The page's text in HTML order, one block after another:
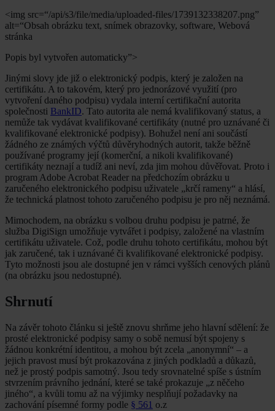
<img src=“/api/s3/file/media/uploaded-files/1739132338207.png”
alt=“Obsah obrázku text, snímek obrazovky, software, Webová
stránka
Popis byl vytvořen automaticky”>
Jinými slovy jde již o elektronický podpis, který je založen na
certifikátu. A to takovém, který pro jednorázové využití (pro
vytvoření daného podpisu) vydala interní certifikační autorita
společnosti BankID. Tato autorita ale nemá kvalifikovaný status, a
nemůže tak vydávat kvalifikované certifikáty (nutné pro uznávané či
kvalifikované elektronické podpisy). Bohužel není ani součástí
žádného ze známých výčtů důvěryhodných autorit, takže běžně
používané programy její (komerční, a nikoli kvalifikované)
certifikáty neznají a tudíž ani neví, zda jim mohou důvěřovat. Proto i
program Adobe Acrobat Reader na předchozím obrázku u
zaručeného elektronického podpisu uživatele „krčí rameny“ a hlásí,
že technická platnost tohoto zaručeného podpisu je pro něj neznámá.
Mimochodem, na obrázku s volbou druhu podpisu je patrné, že
služba DigiSign umožňuje vytvářet i podpisy, založené na vlastním
certifikátu uživatele. Což, podle druhu tohoto certifikátu, mohou být
jak zaručené, tak i uznávané či kvalifikované elektronické podpisy.
Tyto možnosti jsou ale dostupné jen v rámci vyšších cenových plánů
(na obrázku jsou nedostupné).
Shrnutí
Na závěr tohoto článku si ještě znovu shrňme jeho hlavní sdělení: že
prosté elektronické podpisy samy o sobě nemusí být spojeny s
žádnou konkrétní identitou, a mohou být zcela „anonymní“ – a
jejich pravost musí být prokazována z jiných podkladů a důkazů,
než je prostý podpis samotný. Jsou tedy srovnatelné spíše s ústním
stvrzením právního jednání, které se také prokazuje „z něčeho
jiného“, a kvůli tomu až na výjimky nesplňují požadavky na
zachování písemné formy podle § 561 o.z